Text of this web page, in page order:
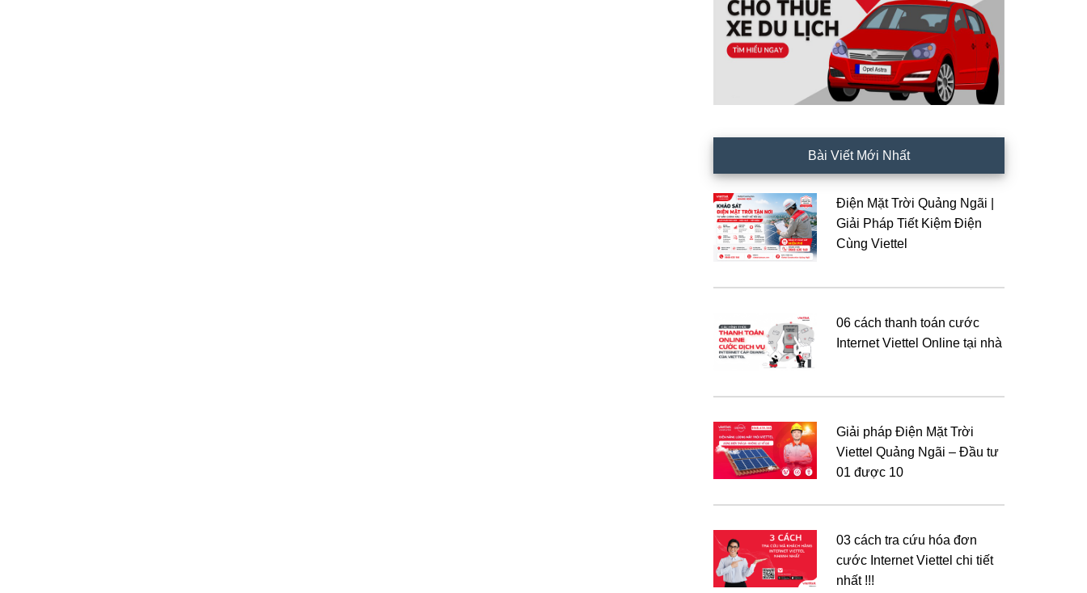
Bài Viết Mới Nhất
Điện Mặt Trời Quảng Ngãi |
Giải Pháp Tiết Kiệm Điện
Cùng Viettel
06 cách thanh toán cước
Internet Viettel Online tại nhà
Giải pháp Điện Mặt Trời
Viettel Quảng Ngãi – Đầu tư
01 được 10
03 cách tra cứu hóa đơn
cước Internet Viettel chi tiết
nhất !!!